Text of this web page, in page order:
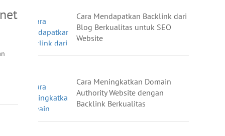
Cara Mendapatkan Backlink dari
Blog Berkualitas untuk SEO
Website
Cara Meningkatkan Domain
Authority Website dengan
Backlink Berkualitas